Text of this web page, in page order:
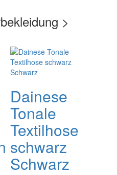
>
Dainese
Tonale
Textilhose
schwarz
Schwarz